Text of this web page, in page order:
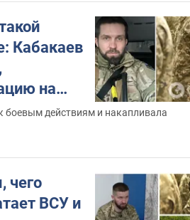
Кабакаев
на
боевым действиям и накапливала
чего
ВСУ и